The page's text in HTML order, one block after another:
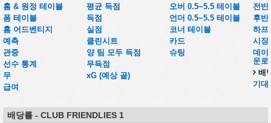
홈 & 원정 테이블
폼 테이블
홈 어드벤티지
예측
관중
선수 통계
무
급여
평균 득점
득점
실점
클린시트
양 팀 모두 득점
무득점
xG (예상 골)
오버 0.5~5.5 테이블
언더 0.5~5.5 테이블
코너 테이블
카드
슈팅
전반
후반
하프
시장
데이
운로
배
기대
배당률 - CLUB FRIENDLIES 1